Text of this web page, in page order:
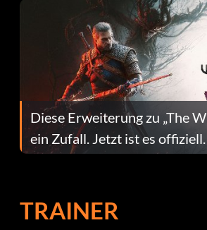
Diese Erweiterung zu „The
ein Zufall. Jetzt ist es offiziell.
TRAINER